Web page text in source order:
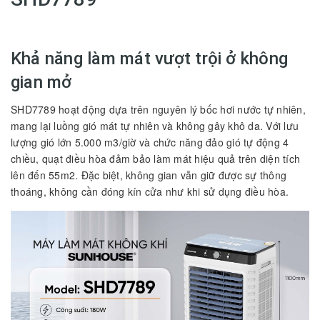
Khả năng làm mát vượt trội ở không
gian mở
SHD7789 hoạt động dựa trên nguyên lý bốc hơi nước tự nhiên,
mang lại luồng gió mát tự nhiên và không gây khô da. Với lưu
lượng gió lớn 5.000 m3/giờ và chức năng đảo gió tự động 4
chiều, quạt điều hòa đảm bảo làm mát hiệu quả trên diện tích
lên đến 55m2. Đặc biệt, không gian vẫn giữ được sự thông
thoáng, không cần đóng kín cửa như khi sử dụng điều hòa.